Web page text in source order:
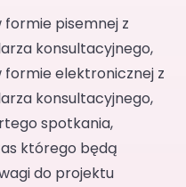
formie pisemnej z
konsultacyjnego,
formie elektronicznej z
konsultacyjnego,
spotkania,
którego będą
do projektu